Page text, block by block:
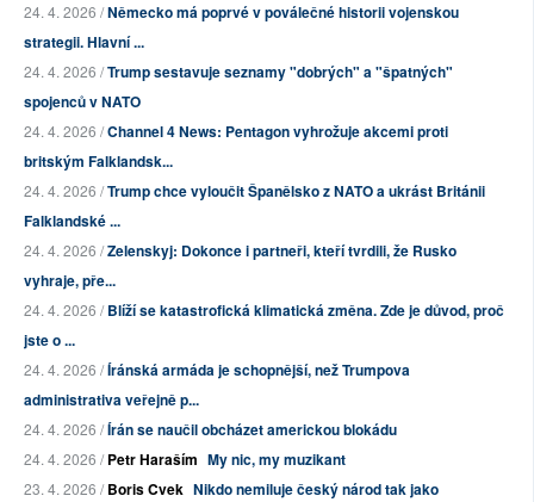
24. 4. 2026 /Německo má poprvé v poválečné historii vojenskou
strategii. Hlavní ...
24. 4. 2026 /Trump sestavuje seznamy "dobrých" a "špatných"
spojenců v NATO
24. 4. 2026 /Channel 4 News: Pentagon vyhrožuje akcemi proti
britským Falklandsk...
24. 4. 2026 /Trump chce vyloučit Španělsko z NATO a ukrást Británii
Falklandské ...
24. 4. 2026 /Zelenskyj: Dokonce i partneři, kteří tvrdili, že Rusko
vyhraje, pře...
24. 4. 2026 /Blíží se katastrofická klimatická změna. Zde je důvod, proč
jste o ...
24. 4. 2026 /Íránská armáda je schopnější, než Trumpova
administrativa veřejně p...
24. 4. 2026 /Írán se naučil obcházet americkou blokádu
24. 4. 2026 /Petr Haraším My nic, my muzikant
23. 4. 2026 /Boris Cvek Nikdo nemiluje český národ tak jako